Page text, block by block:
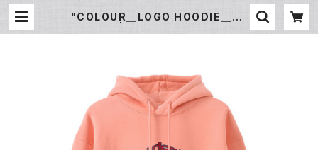
"COLOUR＿LOGO HOODIE＿PE